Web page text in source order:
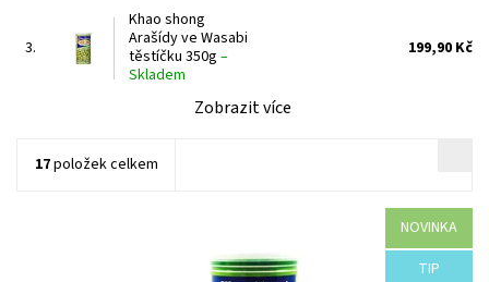
3.
Khao shong
Arašídy ve Wasabi
těstíčku 350g –
Skladem
199,90 Kč
Zobrazit více
17položek celkem
NOVINKA
TIP